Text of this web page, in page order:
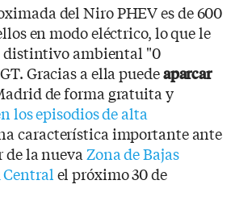
del Niro PHEV es de 600
en modo eléctrico, lo que le
distintivo ambiental "0
Gracias a ella puedeaparcar
de forma gratuita y
los episodios de alta
característica importante ante
la nueva Zona de Bajas
el próximo 30 de